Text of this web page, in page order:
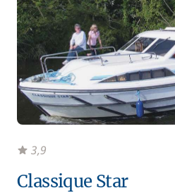
Classique Star
3,9